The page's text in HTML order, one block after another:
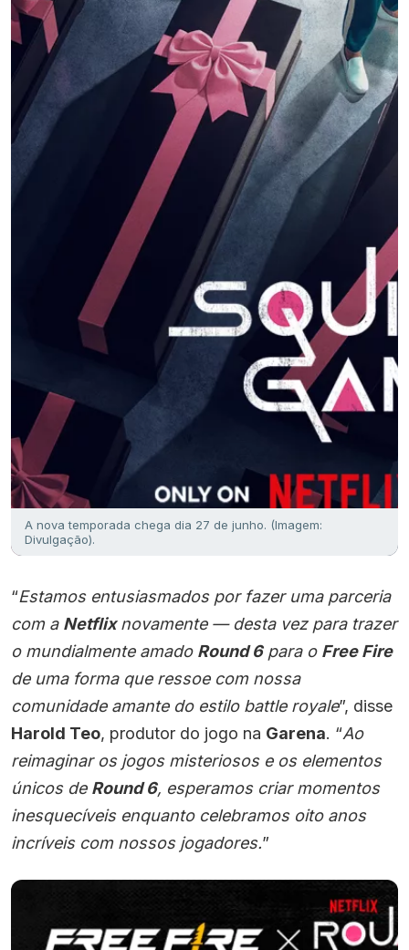
A nova temporada chega dia 27 de junho. (Imagem:
Divulgação).
“Estamos entusiasmados por fazer uma parceria
com a Netflixnovamente — desta vez para trazer
o mundialmente amado Round 6para o Free Fire
de uma forma que ressoe com nossa
comunidade amante do estilo battle royale”, disse
Harold Teo, produtor do jogo na Garena. “Ao
reimaginar os jogos misteriosos e os elementos
únicos de Round 6, esperamos criar momentos
inesquecíveis enquanto celebramos oito anos
incríveis com nossos jogadores.”